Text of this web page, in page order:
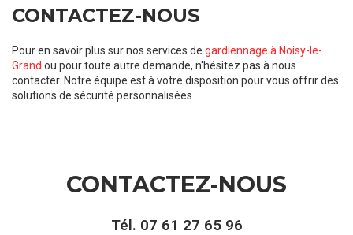
CONTACTEZ-NOUS
Pour en savoir plus sur nos services de gardiennage à Noisy-le-
Grand ou pour toute autre demande, n'hésitez pas à nous
contacter. Notre équipe est à votre disposition pour vous offrir des
solutions de sécurité personnalisées.
CONTACTEZ-NOUS
Tél. 07 61 27 65 96